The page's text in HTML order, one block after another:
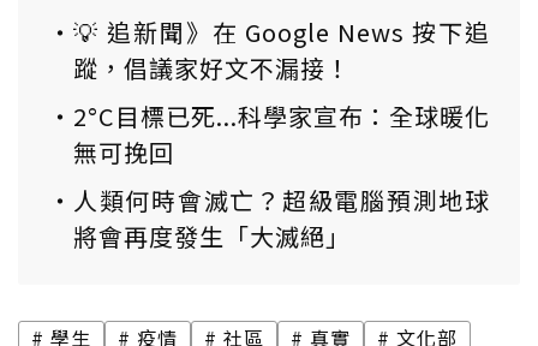
💡 追新聞》在 Google News 按下追
蹤，倡議家好文不漏接！
2°C目標已死...科學家宣布：全球暖化
無可挽回
人類何時會滅亡？超級電腦預測地球
將會再度發生「大滅絕」
學生 疫情 社區 真實
文化部